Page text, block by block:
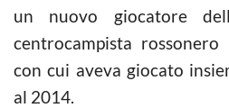
un nuovo giocatore
centrocampista rossonero
con cui aveva giocato
al 2014.